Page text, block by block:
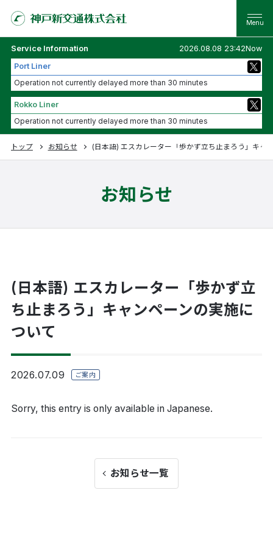
Service Information
2026.08.08 23:42Now
Port Liner
Operation not currently delayed more than 30 minutes
Rokko Liner
Operation not currently delayed more than 30 minutes
トップ お知らせ (日本語) エスカレーター「歩かず立ち止まろう」キャ
お知らせ
(日本語) エスカレーター「歩かず立
ち止まろう」キャンペーンの実施に
ついて
2026.07.09 ご案内
Sorry, this entry is only available in Japanese.
お知らせ一覧